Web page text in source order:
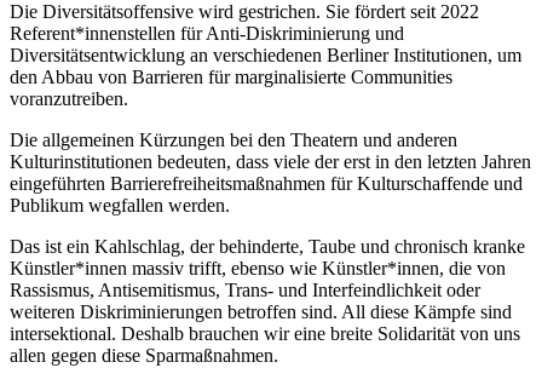
Die Diversitätsoffensive wird gestrichen. Sie fördert seit 2022
Referent*innenstellen für Anti-Diskriminierung und
Diversitätsentwicklung an verschiedenen Berliner Institutionen, um
den Abbau von Barrieren für marginalisierte Communities
voranzutreiben.
Die allgemeinen Kürzungen bei den Theatern und anderen
Kulturinstitutionen bedeuten, dass viele der erst in den letzten Jahren
eingeführten Barrierefreiheitsmaßnahmen für Kulturschaffende und
Publikum wegfallen werden.
Das ist ein Kahlschlag, der behinderte, Taube und chronisch kranke
Künstler*innen massiv trifft, ebenso wie Künstler*innen, die von
Rassismus, Antisemitismus, Trans- und Interfeindlichkeit oder
weiteren Diskriminierungen betroffen sind. All diese Kämpfe sind
intersektional. Deshalb brauchen wir eine breite Solidarität von uns
allen gegen diese Sparmaßnahmen.